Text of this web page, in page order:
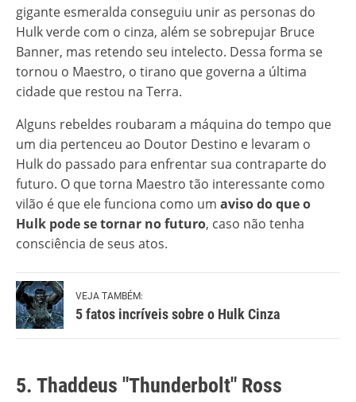
gigante esmeralda conseguiu unir as personas do
Hulk verde com o cinza, além se sobrepujar Bruce
Banner, mas retendo seu intelecto. Dessa forma se
tornou o Maestro, o tirano que governa a última
cidade que restou na Terra.
Alguns rebeldes roubaram a máquina do tempo que
um dia pertenceu ao Doutor Destino e levaram o
Hulk do passado para enfrentar sua contraparte do
futuro. O que torna Maestro tão interessante como
vilão é que ele funciona como um aviso do que o
Hulk pode se tornar no futuro, caso não tenha
consciência de seus atos.
VEJA TAMBÉM:
5 fatos incríveis sobre o Hulk Cinza
5. Thaddeus "Thunderbolt" Ross